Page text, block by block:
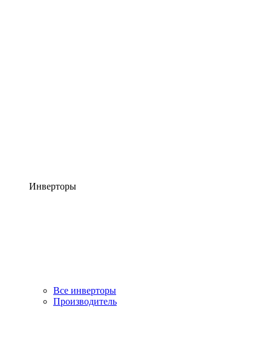
Инверторы
Все инверторы
Производитель